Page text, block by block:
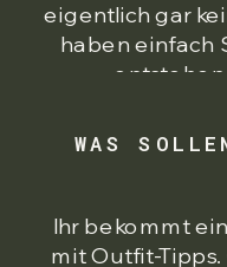
eigentlich gar
haben einfach
Ihr bekommt
mit Outfit-
WAS